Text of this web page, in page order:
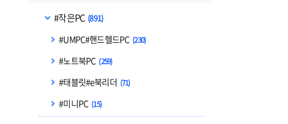
#작은PC (891)
#UMPC#핸드헬드PC (230)
#노트북PC (259)
#태블릿#e북리더 (71)
#미니PC (15)